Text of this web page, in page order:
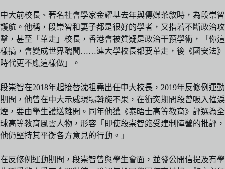
中大前校長、著名社會學家金耀基去年與傳媒茶敘時，為段崇智
護航。他稱，段崇智和妻子都是很好的學者，又指若不斷政治攻
擊，甚至「革走」校長，香港會被質疑是政治干預學術，「你這
樣搞，會變成世界醜聞……連大學校長都要革走，後《國安法》
時代更不應這樣做」。
段崇智在2018年起接替沈祖堯出任中大校長，2019年反修例運動
期間，他曾在中大示威現場斡旋不果，在衝突期間段曾吸入催淚
煙，要由學生護送離開。同年他獲《泰晤士高等教育》評選為全
球高等教育風雲人物，形容「即使段崇智飽受建制陣營的批評，
他仍堅持其平衡各方意見的行動。」
在反修例運動期間，段崇智曾與學生會面，並發公開信提及有學